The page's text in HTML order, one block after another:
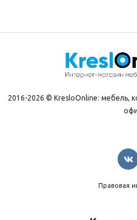
2016-2026 © KresloOnline: мебель,
Правовая